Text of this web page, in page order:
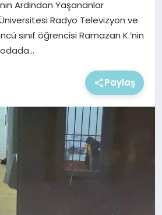
Ardından Yaşananlar
Radyo Televizyon ve
sınıf öğrencisi Ramazan K.’nin
Paylaş